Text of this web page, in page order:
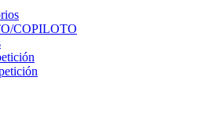
COPILOTO